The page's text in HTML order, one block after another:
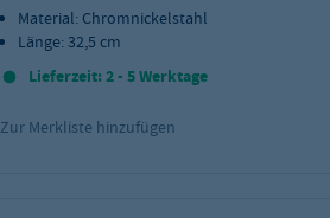
Material: Chromnickelstahl
Länge: 32,5 cm
Lieferzeit: 2 - 5 Werktage
Zur Merkliste hinzufügen